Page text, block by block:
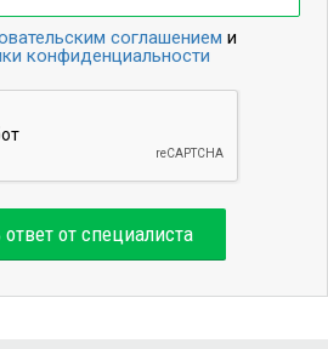
соглашением и
конфиденциальности
от специалиста